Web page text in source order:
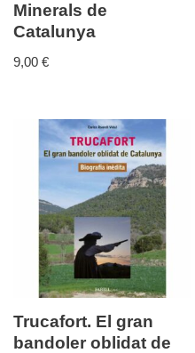
Minerals de
Catalunya
9,00 €
Trucafort. El gran
bandoler oblidat de